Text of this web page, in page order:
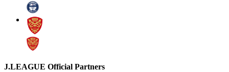
J.LEAGUE Official Partners